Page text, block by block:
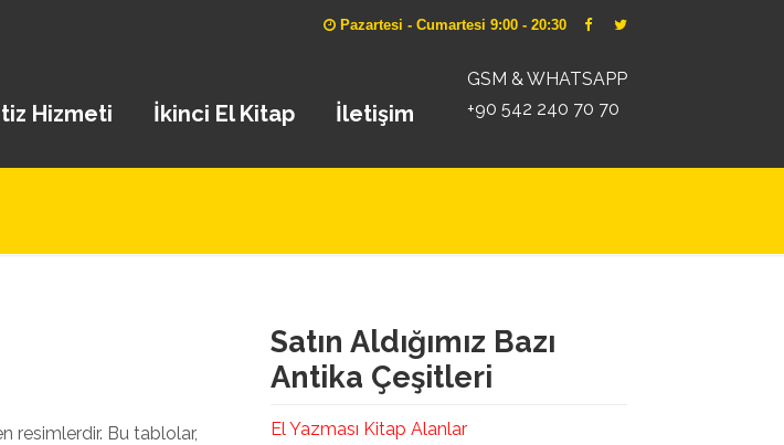
Pazartesi - Cumartesi 9:00 - 20:30
GSM & WHATSAPP
+90 542 240 70 70
Hizmeti İkinci El Kitap İletişim
resimlerdir. Bu tablolar,
Satın Aldığımız Bazı
Antika Çeşitleri
El Yazması Kitap Alanlar